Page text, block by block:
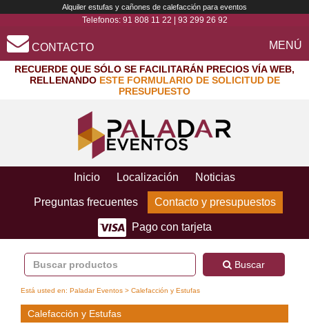
Alquiler estufas y cañones de calefacción para eventos
Telefonos: 91 808 11 22 93 299 26 92
CONTACTO MENÚ
RECUERDE QUE SÓLO SE FACILITARÁN PRECIOS VÍA WEB,
RELLENANDO ESTE FORMULARIO DE SOLICITUD DE
PRESUPUESTO
Inicio Localización Noticias
Preguntas frecuentes Contacto y presupuestos
Pago con tarjeta
Buscar
Está usted en: Paladar Eventos > Calefacción y Estufas
Calefacción y Estufas